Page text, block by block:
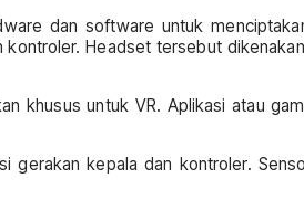
dan software untuk
Headset tersebut
khusus untuk VR. Aplikasi atau
kepala dan kontroler.